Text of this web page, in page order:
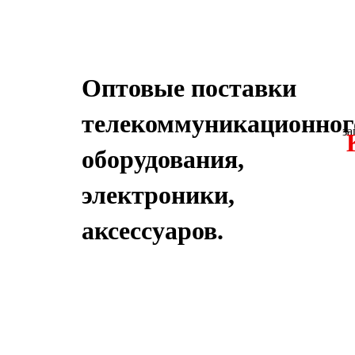
Оптовые поставки
оборудования,
электроники,
аксессуаров.